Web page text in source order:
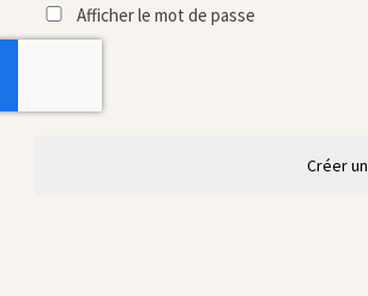
Afficher le mot de passe
Créer